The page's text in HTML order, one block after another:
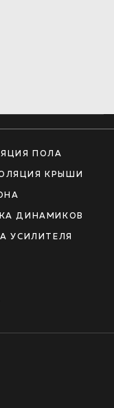
ПОЛА
КРЫШИ
ДИНАМИКОВ
УСИЛИТЕЛЯ